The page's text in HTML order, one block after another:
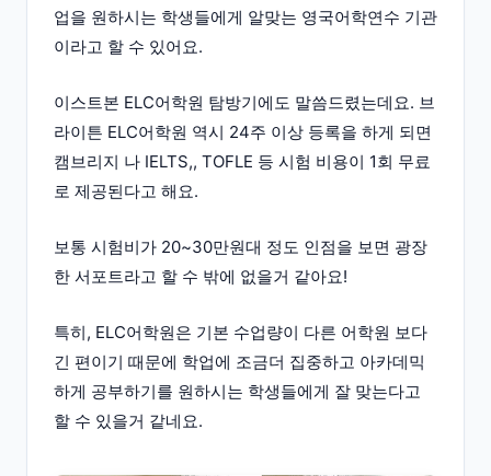
업을 원하시는 학생들에게 알맞는 영국어학연수 기관
이라고 할 수 있어요.
이스트본 ELC어학원 탐방기에도 말씀드렸는데요. 브
라이튼 ELC어학원 역시 24주 이상 등록을 하게 되면
캠브리지 나 IELTS,, TOFLE 등 시험 비용이 1회 무료
로 제공된다고 해요.
보통 시험비가 20~30만원대 정도 인점을 보면 광장
한 서포트라고 할 수 밖에 없을거 같아요!
특히, ELC어학원은 기본 수업량이 다른 어학원 보다
긴 편이기 때문에 학업에 조금더 집중하고 아카데믹
하게 공부하기를 원하시는 학생들에게 잘 맞는다고
할 수 있을거 같네요.